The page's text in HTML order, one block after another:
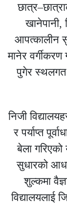
खानेपानी,
आपत्कालीन
मानेर
पुगेर स्थलगत
निजी
र पर्याप्त
बेला गरिएको
सुधारको
शुल्कमा
विद्यालयलाई